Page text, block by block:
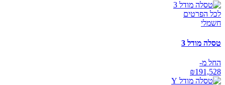
לכל הפרטים
חשמלי
טסלה מודל 3
החל מ-
₪191,528